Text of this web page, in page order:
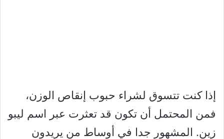
إذا كنت تتسوق لشراء حبوب إنقاص الوزن،
فمن المحتمل أن تكون قد تعثرت عبر اسم ليبو
زين. المشهور جدا في أوساط من يريدون